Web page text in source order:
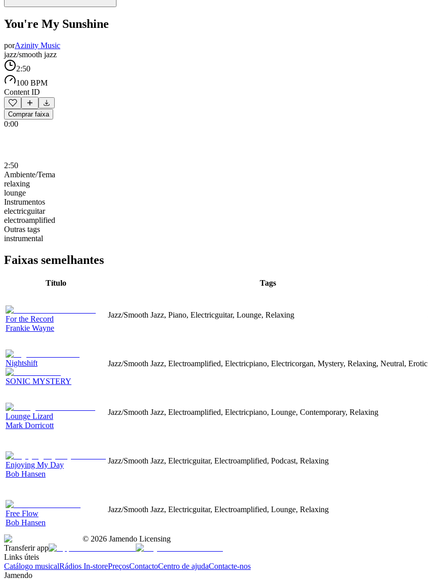
You're My Sunshine
porAzinity Music
jazz/smooth jazz
2:50
100 BPM
Content ID
Comprar faixa
0:00
2:50
Ambiente/Tema
relaxing
lounge
Instrumentos
electricguitar
electroamplified
Outras tags
instrumental
Faixas semelhantes
Título Tags
For the Record
Frankie Wayne
Jazz/Smooth Jazz, Piano, Electricguitar, Lounge, Relaxing
Nightshift
SONIC MYSTERY
Jazz/Smooth Jazz, Electroamplified, Electricpiano, Electricorgan, Mystery, Relaxing, Neutral, Erotic
Lounge Lizard
Mark Dorricott
Jazz/Smooth Jazz, Electroamplified, Electricpiano, Lounge, Contemporary, Relaxing
Enjoying My Day
Bob Hansen
Jazz/Smooth Jazz, Electricguitar, Electroamplified, Podcast, Relaxing
Free Flow
Bob Hansen
Jazz/Smooth Jazz, Electricguitar, Electroamplified, Lounge, Relaxing
© 2026 Jamendo Licensing
Transferir app
Links úteis
Catálogo musicalRádios In-storePreçosContactoCentro de ajudaContacte-nos
Jamendo